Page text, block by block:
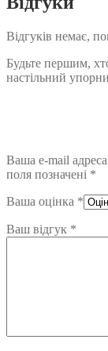
Відгуків немає,
Будьте першим,
настільний
Ваша e-mail
поля позначені *
Ваша оцінка *
Ваш відгук *